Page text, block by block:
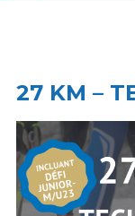
27 KM –